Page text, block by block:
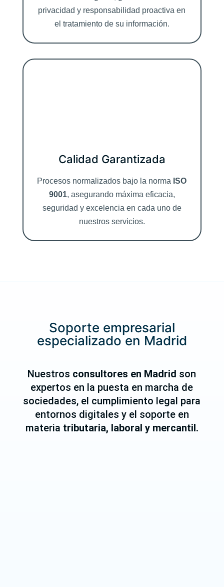
privacidad y responsabilidad proactiva en
el tratamiento de su información.
Calidad Garantizada
Procesos normalizados bajo la norma ISO
9001, asegurando máxima eficacia,
seguridad y excelencia en cada uno de
nuestros servicios.
Soporte empresarial
especializado en Madrid
Nuestros consultores en Madrid son
expertos en la puesta en marcha de
sociedades, el cumplimiento legal para
entornos digitales y el soporte en
materia tributaria, laboral y mercantil.